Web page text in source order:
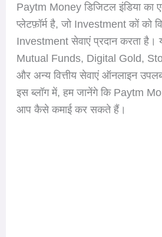
Paytm Money डिजिटल इंडिया का
प्लेटफ़ॉर्म है, जो Investment कों को
Investment सेवाएं प्रदान करता है।
Mutual Funds, Digital Gold,
और अन्य वित्तीय सेवाएं ऑनलाइन
इस ब्लॉग में, हम जानेंगे कि Paytm
आप कैसे कमाई कर सकते हैं।